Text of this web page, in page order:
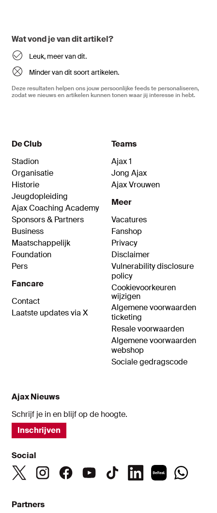
Wat vond je van dit artikel?
Leuk, meer van dit.
Minder van dit soort artikelen.
Deze resultaten helpen ons jouw persoonlijke feeds te personaliseren,
zodat we nieuws en artikelen kunnen tonen waar jij interesse in hebt.
De Club
Stadion
Organisatie
Historie
Jeugdopleiding
Ajax Coaching Academy
Sponsors & Partners
Business
Maatschappelijk
Foundation
Pers
Fancare
Contact
Laatste updates via X
Teams
Ajax 1
Jong Ajax
Ajax Vrouwen
Meer
Vacatures
Fanshop
Privacy
Disclaimer
Vulnerability disclosure
policy
Cookievoorkeuren
wijzigen
Algemene voorwaarden
ticketing
Resale voorwaarden
Algemene voorwaarden
webshop
Sociale gedragscode
Ajax Nieuws
Schrijf je in en blijf op de hoogte.
Inschrijven
Social
Partners